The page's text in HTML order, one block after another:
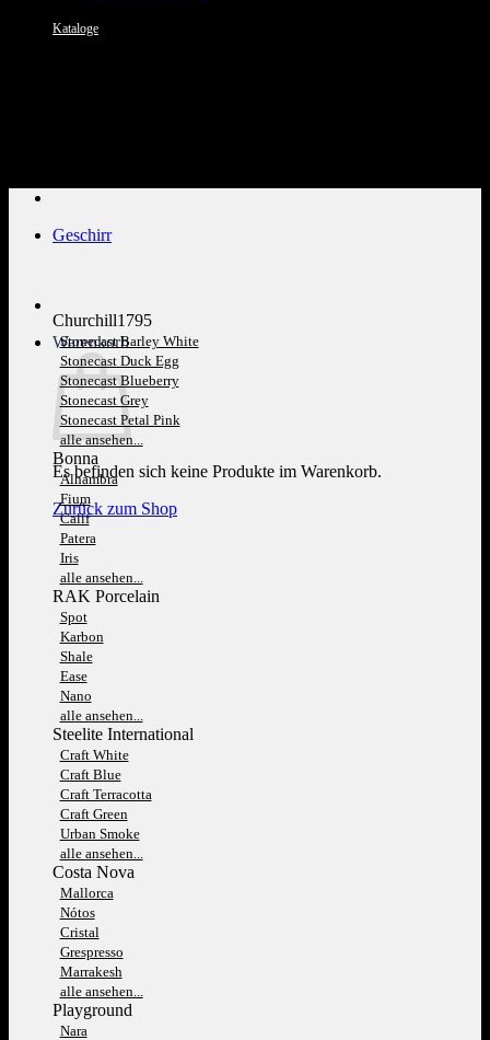
Kataloge
Warenkorb
Es befinden sich keine Produkte im Warenkorb.
Zurück zum Shop
Geschirr
Churchill1795
Stonecast Barley White
Stonecast Duck Egg
Stonecast Blueberry
Stonecast Grey
Stonecast Petal Pink
alle ansehen...
Bonna
Alhambra
Fium
Calif
Patera
Iris
alle ansehen...
RAK Porcelain
Spot
Karbon
Shale
Ease
Nano
alle ansehen...
Steelite International
Craft White
Craft Blue
Craft Terracotta
Craft Green
Urban Smoke
alle ansehen...
Costa Nova
Mallorca
Nótos
Cristal
Grespresso
Marrakesh
alle ansehen...
Playground
Nara